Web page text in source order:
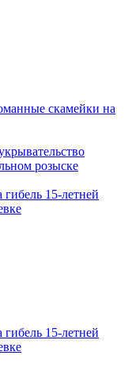
скамейки на
розыске
гибель 15-летней
гибель 15-летней